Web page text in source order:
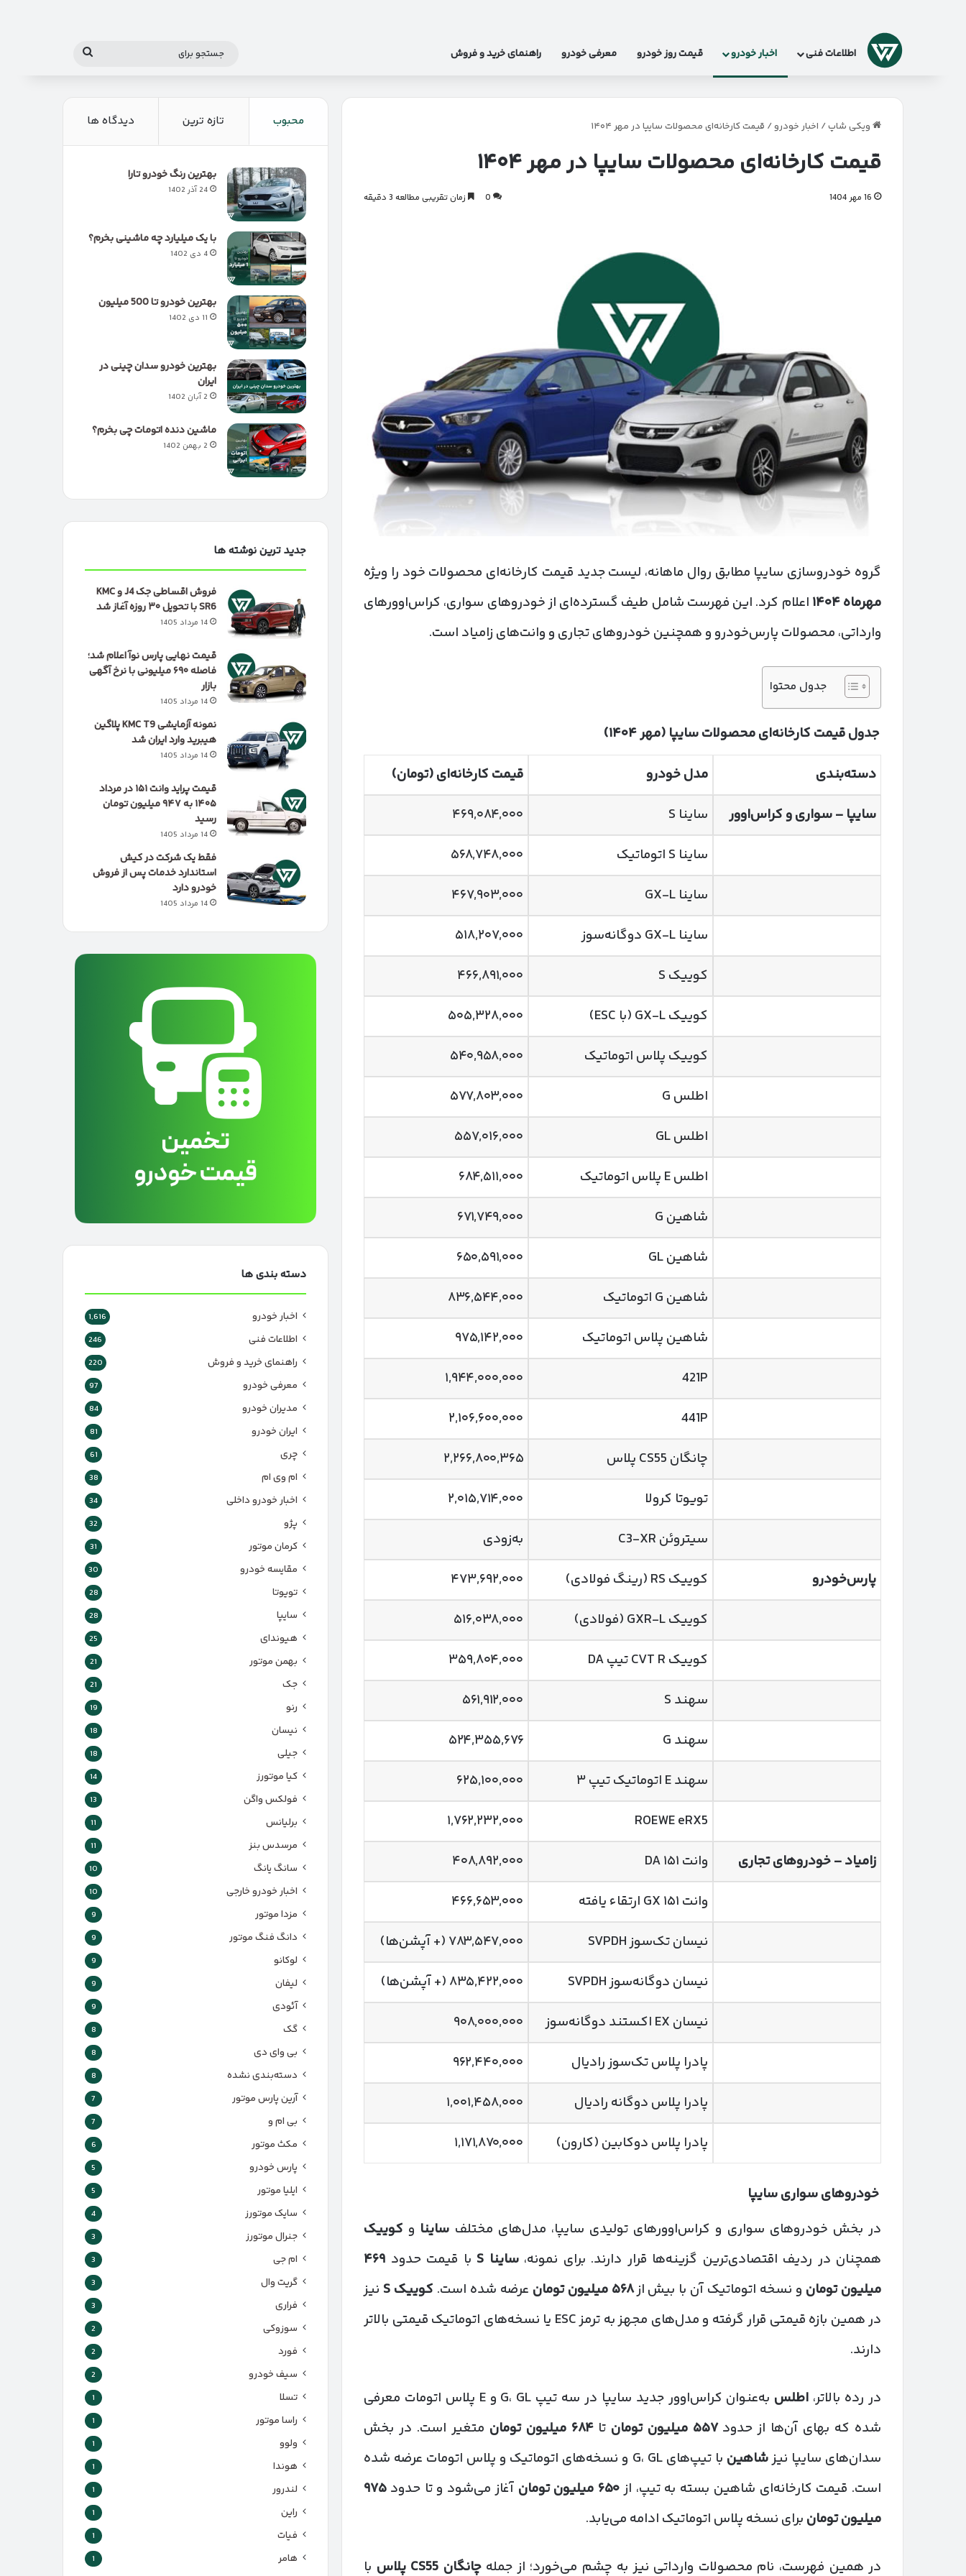
لوگو اطلاعات فنی اخبار خودرو قیمت روز خودرو معرفی خودرو راهنمای خرید و فروش
جستجو
ویکی شاپ/ اخبار خودرو/ قیمت کارخانه‌ای محصولات سایپا در مهر ۱۴۰۴
قیمت کارخانه‌ای محصولات سایپا در مهر ۱۴۰۴
16 مهر 1404 0 زمان تقریبی مطالعه 3 دقیقه
گروه خودروسازی سایپا مطابق روال ماهانه، لیست جدید قیمت کارخانه‌ای محصولات خود را ویژه
مهرماه۱۴۰۴ اعلام کرد. این فهرست شامل طیف گسترده‌ای از خودروهای سواری، کراس‌اوورهای
وارداتی، محصولات پارس‌خودرو و همچنین خودروهای تجاری و وانت‌های زامیاد است.
جدول محتوا
جدول قیمت کارخانه‌ای محصولات سایپا (مهر۱۴۰۴)
دسته‌بندی
مدل خودرو
قیمت کارخانه‌ای (تومان)
سایپا–سواری و کراس‌اوور ساینا S
۴۶۹,۰۸۴,۰۰۰
ساینا S اتوماتیک
۵۶۸,۷۴۸,۰۰۰
ساینا GX-L
۴۶۷,۹۰۳,۰۰۰
ساینا GX-L دوگانه‌سوز
۵۱۸,۲۰۷,۰۰۰
کوییک S
۴۶۶,۸۹۱,۰۰۰
کوییک GX-L (با ESC)
۵۰۵,۳۲۸,۰۰۰
کوییک پلاس اتوماتیک
۵۴۰,۹۵۸,۰۰۰
اطلس G
۵۷۷,۸۰۳,۰۰۰
اطلس GL
۵۵۷,۰۱۶,۰۰۰
اطلس E پلاس اتوماتیک
۶۸۴,۵۱۱,۰۰۰
شاهین G
۶۷۱,۷۴۹,۰۰۰
شاهین GL
۶۵۰,۵۹۱,۰۰۰
شاهین G اتوماتیک
۸۳۶,۵۴۴,۰۰۰
شاهین پلاس اتوماتیک
۹۷۵,۱۴۲,۰۰۰
421P
۱,۹۴۴,۰۰۰,۰۰۰
441P
۲,۱۰۶,۶۰۰,۰۰۰
چانگان CS55 پلاس
۲,۲۶۶,۸۰۰,۳۶۵
تویوتا کرولا
۲,۰۱۵,۷۱۴,۰۰۰
سیتروئن C3-XR
به‌زودی
پارس‌خودرو
کوییک RS (رینگ فولادی)
۴۷۳,۶۹۲,۰۰۰
کوییک GXR-L (فولادی)
۵۱۶,۰۳۸,۰۰۰
کوییک CVT R تیپ DA
۳۵۹,۸۰۴,۰۰۰
سهند S
۵۶۱,۹۱۲,۰۰۰
سهند G
۵۲۴,۳۵۵,۶۷۶
سهند E اتوماتیک تیپ ۳
۶۲۵,۱۰۰,۰۰۰
ROEWE eRX5
۱,۷۶۲,۲۳۲,۰۰۰
زامیاد–خودروهای تجاری وانت ۱۵۱ DA
۴۰۸,۸۹۲,۰۰۰
وانت ۱۵۱ GX ارتقاء یافته
۴۶۶,۶۵۳,۰۰۰
نیسان تک‌سوز SVPDH
۷۸۳,۵۴۷,۰۰۰ (+ آپشن‌ها)
نیسان دوگانه‌سوز SVPDH
۸۳۵,۴۲۲,۰۰۰ (+ آپشن‌ها)
نیسان EX اکستند دوگانه‌سوز
۹۰۸,۰۰۰,۰۰۰
پادرا پلاس تک‌سوز رادیال
۹۶۲,۴۴۰,۰۰۰
پادرا پلاس دوگانه رادیال
۱,۰۰۱,۴۵۸,۰۰۰
پادرا پلاس دوکابین (کارون)
۱,۱۷۱,۸۷۰,۰۰۰
خودروهای سواری سایپا
در بخش خودروهای سواری و کراس‌اوورهای تولیدی سایپا، مدل‌های مختلف ساینا و کوییک
همچنان در ردیف اقتصادی‌ترین گزینه‌ها قرار دارند. برای نمونه،ساینا با قیمت حدود ۴۶۹
میلیون تومان و نسخه اتوماتیک آن با بیش از۵۶۸ میلیون تومان عرضه شده است. کوییک S نیز
در همین بازه قیمتی قرار گرفته و مدل‌های مجهز به ترمز ESC یا نسخه‌های اتوماتیک قیمتی بالاتر
دارند.
در رده بالاتر، اطلس
به‌عنوان کراس‌اوور جدید سایپا در سه تیپ G، GL و E پلاس اتومات معرفی
شده که بهای آن‌ها از حدود۵۵۷ میلیون تومان تا۶۸۴ میلیون تومان متغیر است. در بخش
سدان‌های سایپا نیزشاهین
با تیپ‌های G، GL و نسخه‌های اتوماتیک و پلاس اتومات عرضه شده
است. قیمت کارخانه‌ای شاهین بسته به تیپ، از۶۵۰ میلیون تومان آغاز می‌شود و تا حدود۹۷۵
میلیون تومان برای نسخه پلاس اتوماتیک ادامه می‌یابد.
در همین فهرست، نام محصولات وارداتی نیز به چشم می‌خورد؛ از جملهچانگان پلاس با
محبوب تازه ترین دیدگاه ها
بهترین رنگ خودرو تارا
24 آذر 1402
با یک میلیارد چه ماشینی بخرم؟
4 دی 1402
بهترین خودرو تا 500 میلیون
11 دی 1402
بهترین خودرو سدان چینی در
ایران
2 آبان 1402
ماشین دنده اتومات چی بخرم؟
2 بهمن 1402
جدید ترین نوشته ها
فروش اقساطی جک J4 و KMC
SR6 با تحویل ۳۰ روزه آغاز شد
14 مرداد 1405
قیمت نهایی پارس نوآ اعلام شد؛
فاصله ۶۹۰ میلیونی با نرخ آگهی
بازار
14 مرداد 1405
نمونه آزمایشی KMC T9 پلاگین
هیبرید وارد ایران شد
14 مرداد 1405
قیمت پراید وانت ۱۵۱ در مرداد
۱۴۰۵ به ۹۴۷ میلیون تومان
رسید
14 مرداد 1405
فقط یک شرکت در کیش
استاندارد خدمات پس از فروش
خودرو دارد
14 مرداد 1405
دسته بندی ها
اخبار خودرو 1,616
اطلاعات فنی 246
راهنمای خرید و فروش 220
معرفی خودرو 97
مدیران خودرو 84
ایران خودرو 81
چری 61
ام وی ام 38
اخبار خودرو داخلی 34
پژو 32
کرمان موتور 31
مقایسه خودرو 30
تویوتا 28
سایپا 28
هیوندای 25
بهمن موتور 21
جک 21
رنو 19
نیسان 18
جیلی 18
کیا موتورز 14
فولکس واگن 13
برلیانس 11
مرسدس بنز 11
سانگ یانگ 10
اخبار خودرو خارجی 10
مزدا موتور 9
دانگ فنگ موتور 9
لوکانو 9
لیفان 9
آئودی 9
گک 8
بی وای دی 8
دسته‌بندی نشده 8
آرین پارس موتور 7
بی ام و 7
مکث موتور 6
پارس‌ خودرو 5
ایلیا موتور 5
سایک موتورز 4
جنرال موتورز 3
ام جی 3
گریت وال 3
فراری 3
سوزوکی 2
فورد 2
سیف خودرو 2
تسلا 1
راسا موتور 1
ولوو 1
هوندا 1
لندرور 1
راین 1
فیات 1
هامر 1